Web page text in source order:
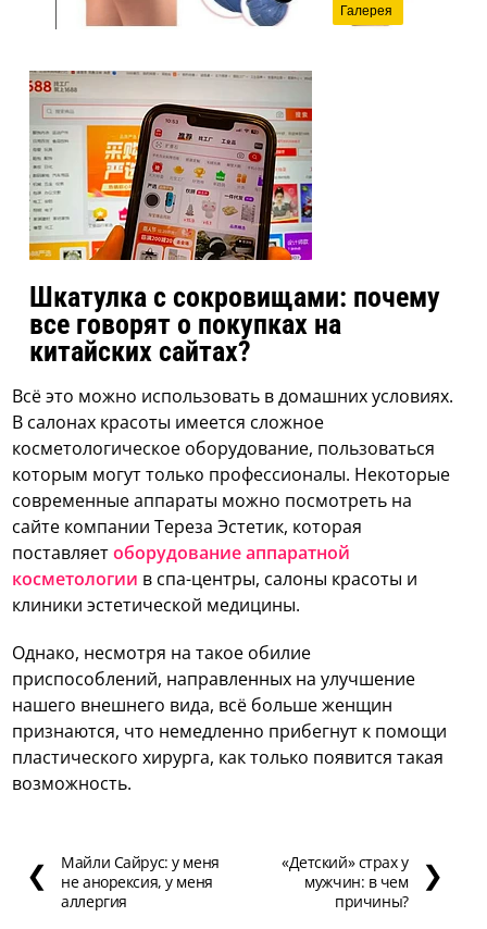
Галерея
Шкатулка с сокровищами: почему
все говорят о покупках на
китайских сайтах?
Всё это можно использовать в домашних условиях.
В салонах красоты имеется сложное
косметологическое оборудование, пользоваться
которым могут только профессионалы. Некоторые
современные аппараты можно посмотреть на
сайте компании Тереза Эстетик, которая
поставляетоборудование аппаратной
косметологии в спа-центры, салоны красоты и
клиники эстетической медицины.
Однако, несмотря на такое обилие
приспособлений, направленных на улучшение
нашего внешнего вида, всё больше женщин
признаются, что немедленно прибегнут к помощи
пластического хирурга, как только появится такая
возможность.
❮
Майли Сайрус: у меня
не анорексия, у меня
аллергия
«Детский» страх у
мужчин: в чем
причины?
❯